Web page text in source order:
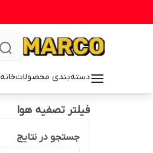
دسته‌بندی محصولاتخانه
فیلتر تصفیه هوا
جستجو در نتایج